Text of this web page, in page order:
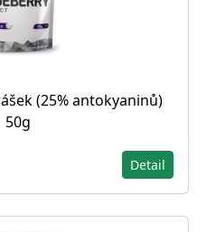
(25% antokyaninů)
50g
Detail